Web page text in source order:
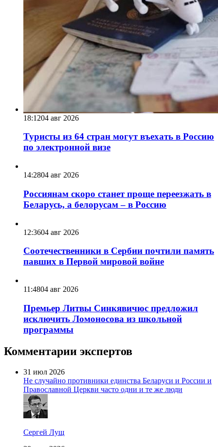
18:1204 авг 2026
Туристы из 64 стран могут въехать в Россию
по электронной визе
14:2804 авг 2026
Россиянам скоро станет проще переезжать в
Беларусь, а белорусам – в Россию
12:3604 авг 2026
Соотечественники в Сербии почтили память
павших в Первой мировой войне
11:4804 авг 2026
Премьер Литвы Синкявичюс предложил
исключить Ломоносова из школьной
программы
Комментарии экспертов
31 июл 2026
Не случайно противники единства Беларуси и России и
Православной Церкви часто одни и те же люди
Сергей Лущ